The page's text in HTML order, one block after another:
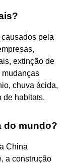
pela
extinção de
chuva ácida,
de habitats.
do mundo?
China
a construção